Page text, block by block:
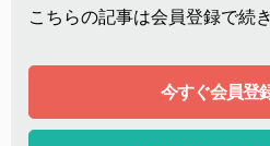
こちらの記事は会員登録で続
今すぐ会員登